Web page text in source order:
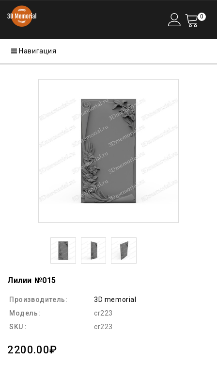
0
Навигация
Лилии №015
Производитель:
3D memorial
Модель:
cr223
SKU :
cr223
2200.00₽